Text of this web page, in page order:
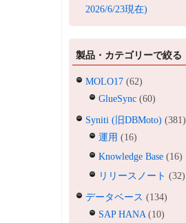
2026/6/23現在)
製品・カテゴリーで絞る
MOLO17 (62)
GlueSync (60)
Syniti (旧DBMoto) (381)
運用 (16)
Knowledge Base (16)
リリースノート (32)
データベース (134)
SAP HANA (10)